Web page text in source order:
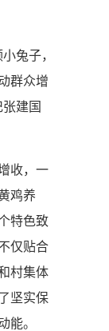
兔子，
群众增
建国
收，一
鸡养
特色致
仅贴合
村集体
坚实保
能。